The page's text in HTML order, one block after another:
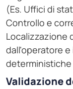
(Es. Uffici di
Controllo e
Localizzazione
dall'operatore
deterministiche
Validazione